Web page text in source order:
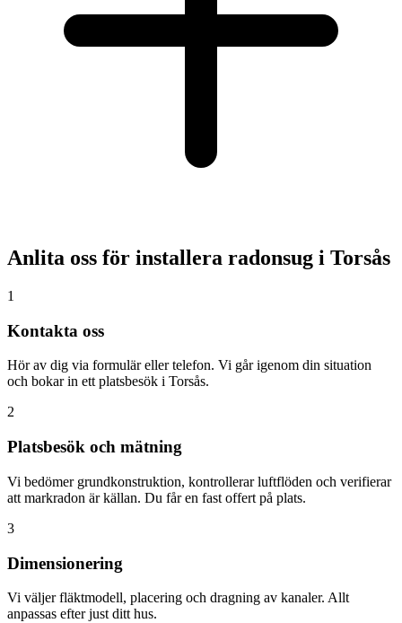
Anlita oss för installera radonsug i Torsås
1
Kontakta oss
Hör av dig via formulär eller telefon. Vi går igenom din situation
och bokar in ett platsbesök i Torsås.
2
Platsbesök och mätning
Vi bedömer grundkonstruktion, kontrollerar luftflöden och verifierar
att markradon är källan. Du får en fast offert på plats.
3
Dimensionering
Vi väljer fläktmodell, placering och dragning av kanaler. Allt
anpassas efter just ditt hus.